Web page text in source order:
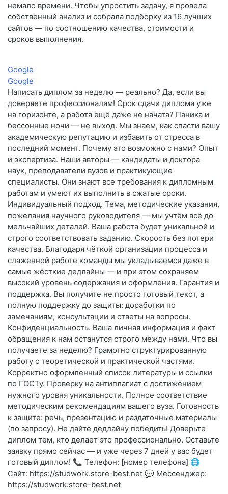
немало времени. Чтобы упростить задачу, я провела
собственный анализ и собрала подборку из 16 лучших
сайтов — по соотношению качества, стоимости и
сроков выполнения.
Google
Google
Написать диплом за неделю — реально? Да, если вы
доверяете профессионалам! Срок сдачи диплома уже
на горизонте, а работа ещё даже не начата? Паника и
бессонные ночи — не выход. Мы знаем, как спасти вашу
академическую репутацию и избавить от стресса в
последний момент. Почему это возможно с нами? Опыт
и экспертиза. Наши авторы — кандидаты и доктора
наук, преподаватели вузов и практикующие
специалисты. Они знают все требования к дипломным
работам и умеют их выполнить в сжатые сроки.
Индивидуальный подход. Тема, методические указания,
пожелания научного руководителя — мы учтём всё до
мельчайших деталей. Ваша работа будет уникальной и
строго соответствовать заданию. Скорость без потери
качества. Благодаря чёткой организации процесса и
слаженной работе команды мы укладываемся даже в
самые жёсткие дедлайны — и при этом сохраняем
высокий уровень содержания и оформления. Гарантия и
поддержка. Вы получите не просто готовый текст, а
полную поддержку до защиты: доработки по
замечаниям, консультации и ответы на вопросы.
Конфиденциальность. Ваша личная информация и факт
обращения к нам останутся строго между нами. Что вы
получаете за неделю? Грамотно структурированную
работу с теоретической и практической частями.
Корректно оформленный список литературы и ссылки
по ГОСТу. Проверку на антиплагиат с достижением
нужного уровня уникальности. Полное соответствие
методическим рекомендациям вашего вуза. Готовность
к защите: речь, презентацию и раздаточные материалы
(по запросу). Не дайте дедлайну победить! Доверьте
диплом тем, кто делает это профессионально. Оставьте
заявку прямо сейчас — и уже через 7 дней у вас будет
готовый диплом! 📞 Телефон: [номер телефона] 🌐
Сайт: https://studwork.store-best.net 💬 Мессенджер:
https://studwork.store-best.net